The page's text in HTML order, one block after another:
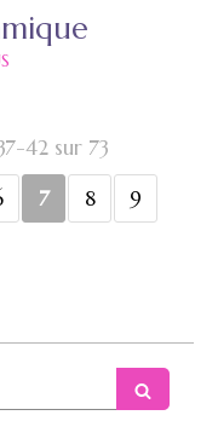
42 sur 73
7 8
9